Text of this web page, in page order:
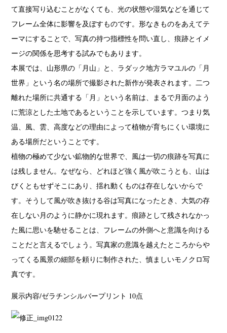
て直接写り込むことがなくても、光の状態や湿気などを通じて
フレーム全体に影響を及ぼすものです。形なきものをあえてテ
ーマにすることで、写真の持つ指標性を問い直し、痕跡とイメ
ージの関係を思考する試みでもあります。
本展では、山形県の「月山」と、ラダック地方ラマユルの「月
世界」という名の場所で撮影された新作が発表されます。二つ
離れた場所に共通する「月」という名前は、まるで月面のよう
に荒涼とした土地であるということを示しています。つまり気
温、風、雲、高度などの理由によって植物が育ちにくい環境に
ある場所だということです。
植物の極めて少ない鉱物的な世界で、風は一切の痕跡を写真に
は残しません。なぜなら、どれほど強く風が吹こうとも、山は
びくともせずそこにあり、揺れ動くものは存在しないからで
す。そうして風が吹き抜ける谷は写真になったとき、大気の存
在しない月のように静かに現れます。痕跡として残されなかっ
た風に思いを馳せることは、フレームの外側へと意識を向ける
ことだと言えるでしょう。写真家の意識を越えたところからや
ってくる風景の細部を頼りに制作された、慎ましいモノクロ写
真です。
展示内容/ゼラチンシルバープリント 10点